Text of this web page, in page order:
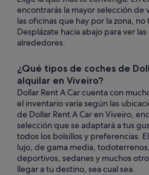
encontrarás la mayor selección de
las oficinas que hay por la zona,
Desplázate hacia abajo para ver
alrededores.
¿Qué tipos de coches de
alquilar en Viveiro?
Dollar Rent A Car cuenta con
el inventario varía según las
de Dollar Rent A Car en Viveiro,
selección que se adaptará a tus
todos los bolsillos y preferencias.
lujo, de gama media,
deportivos, sedanes y muchos
llegar a tu destino, sea cual sea.